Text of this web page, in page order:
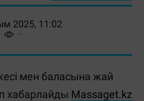
2025, 11:02
мен баласына жай
хабарлайды Massaget.kz